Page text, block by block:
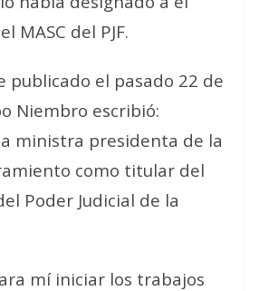
MASC del PJF.
publicado el pasado 22 de
Niembro escribió:
ministra presidenta de la
como titular del
Poder Judicial de la
mí iniciar los trabajos